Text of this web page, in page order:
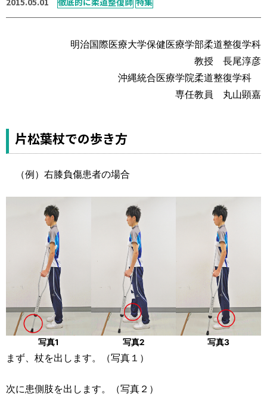
お問い合わせ
明治国際医療大学保健医療学部柔道整復学科
教授 長尾淳彦
沖縄統合医療学院柔道整復学科
専任教員 丸山顕嘉
片松葉杖での歩き方
（例）右膝負傷患者の場合
写真1 写真2 写真3
まず、杖を出します。（写真１）
次に患側肢を出します。（写真２）